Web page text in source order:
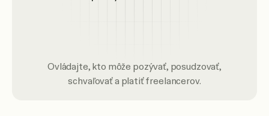
Ovládajte, kto môže pozývať, posudzovať,
schvaľovať a platiť freelancerov.